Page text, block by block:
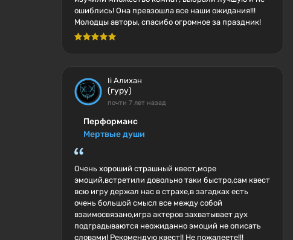
ошиблись! Она превзошла все наши ожидания!!!
Молодцы авторы, спасибо огромное за праздник!
Ii Алихан
(гуру)
почти 7 лет назад
Перформанс
Мертвые души
Очень хороший страшный квест,море
эмоций,встретили довольно таки быстро,сам квест
всю игру держал нас в страхе,в загадках есть
очень большой смысл все между собой
взаимосвязано,игра актеров захватывает дух
подградываются неожиданно эмоций не описать
словами! Рекомендую квест!! Не пожалеете!!!